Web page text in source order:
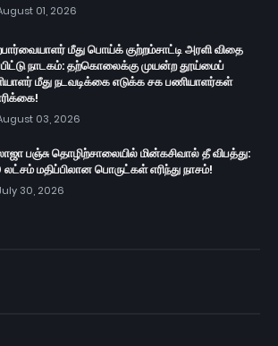
01, 2026
மீது பொய்க் குற்றம்சாட்டி அரளி விதை
நாடகம்: தற்கொலைக்கு முயன்ற தூய்மைப்
மீது நடவடிக்கை எடுக்க சக பணியாளர்கள்
03, 2026
பஞ்சு தொழிற்சாலையில் மின்கசிவால் தீ விபத்து:
லட்சம் மதிப்பிலான பொருட்கள் எரிந்து நாசம்!
30, 2026